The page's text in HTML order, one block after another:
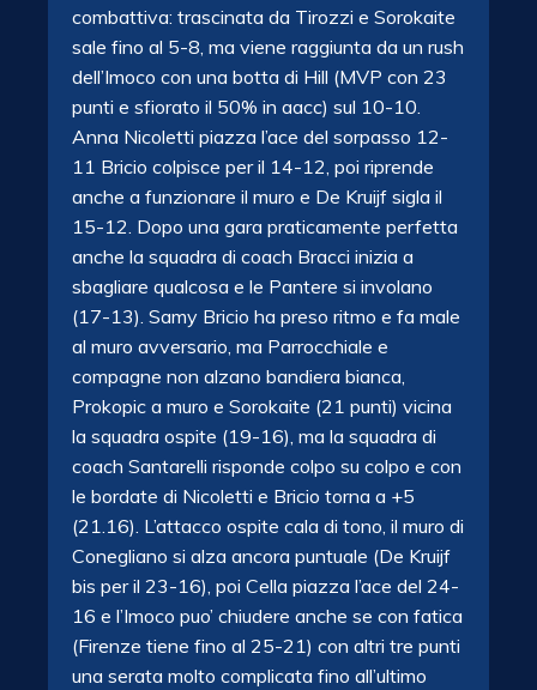
combattiva: trascinata da Tirozzi e Sorokaite
sale fino al 5-8, ma viene raggiunta da un rush
dell’Imoco con una botta di Hill (MVP con 23
punti e sfiorato il 50% in aacc) sul 10-10.
Anna Nicoletti piazza l’ace del sorpasso 12-
11 Bricio colpisce per il 14-12, poi riprende
anche a funzionare il muro e De Kruijf sigla il
15-12. Dopo una gara praticamente perfetta
anche la squadra di coach Bracci inizia a
sbagliare qualcosa e le Pantere si involano
(17-13). Samy Bricio ha preso ritmo e fa male
al muro avversario, ma Parrocchiale e
compagne non alzano bandiera bianca,
Prokopic a muro e Sorokaite (21 punti) vicina
la squadra ospite (19-16), ma la squadra di
coach Santarelli risponde colpo su colpo e con
le bordate di Nicoletti e Bricio torna a +5
(21.16). L’attacco ospite cala di tono, il muro di
Conegliano si alza ancora puntuale (De Kruijf
bis per il 23-16), poi Cella piazza l’ace del 24-
16 e l’Imoco puo’ chiudere anche se con fatica
(Firenze tiene fino al 25-21) con altri tre punti
una serata molto complicata fino all’ultimo